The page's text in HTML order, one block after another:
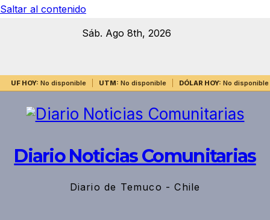
Saltar al contenido
Sáb. Ago 8th, 2026
UF HOY: No disponible UTM: No disponible DÓLAR HOY: No disponible
Diario Noticias Comunitarias
Diario de Temuco - Chile